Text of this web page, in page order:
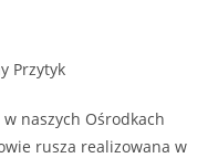
Przytyk
naszych Ośrodkach
rusza realizowana w